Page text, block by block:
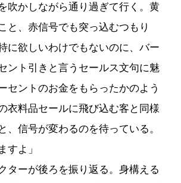
吹かしながら通り過ぎて行く。黄
と、赤信号でも突っ込むつもり
に欲しいわけでもないのに、バー
ント引きと言うセールス文句に魅
セントのお金をもらったかのよう
衣料品セールに飛び込む客と同様
、信号が変わるのを待っている。
すよ」
ターが後ろを振り返る。身構える